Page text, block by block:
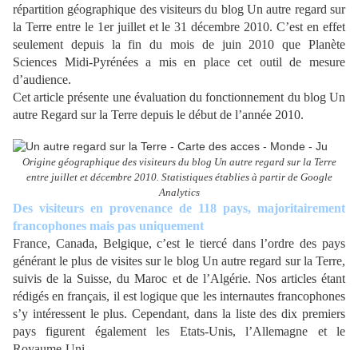
répartition géographique des visiteurs du blog Un autre regard sur
la Terre entre le 1er juillet et le 31 décembre 2010. C’est en effet
seulement depuis la fin du mois de juin 2010 que Planète
Sciences Midi-Pyrénées a mis en place cet outil de mesure
d’audience.
Cet article présente une évaluation du fonctionnement du blog Un
autre Regard sur la Terre depuis le début de l’année 2010.
Origine géographique des visiteurs du blog Un autre regard sur la Terre
entre juillet et décembre 2010. Statistiques établies à partir de Google
Analytics
Des visiteurs en provenance de 118 pays, majoritairement
francophones mais pas uniquement
France, Canada, Belgique, c’est le tiercé dans l’ordre des pays
générant le plus de visites sur le blog Un autre regard sur la Terre,
suivis de la Suisse, du Maroc et de l’Algérie. Nos articles étant
rédigés en français, il est logique que les internautes francophones
s’y intéressent le plus. Cependant, dans la liste des dix premiers
pays figurent également les Etats-Unis, l’Allemagne et le